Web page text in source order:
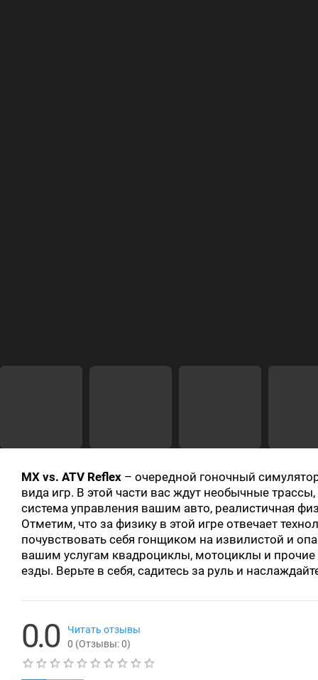
MX vs. ATV Reflex – очередной гоночный
вида игр. В этой части вас ждут необычные
система управления вашим авто, реалистичная
Отметим, что за физику в этой игре отвечает
почувствовать себя гонщиком на извилистой и
вашим услугам квадроциклы, мотоциклы и прочие
езды. Верьте в себя, садитесь за руль и
0.0
Читать отзывы
0 (Отзывы:0)